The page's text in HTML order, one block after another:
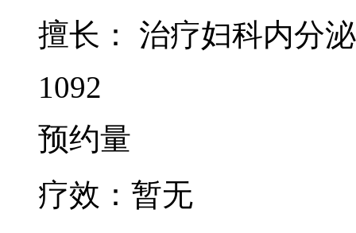
擅长：
治疗妇科内分
1092
预约量
疗效： 暂无